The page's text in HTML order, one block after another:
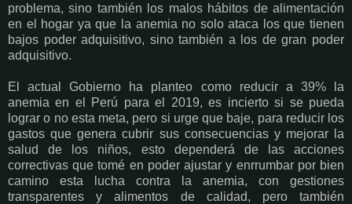
problema, sino también los malos hábitos de alimentación
en el hogar ya que la anemia no solo ataca los que tienen
bajos poder adquisitivo, sino también a los de gran poder
adquisitivo.
El actual Gobierno ha planteo como reducir a 39% la
anemia en el Perú para el 2019, es incierto si se pueda
lograr o no esta meta, pero si urge que baje, para reducir los
gastos que genera cubrir sus consecuencias y mejorar la
salud de los niños, esto dependerá de las acciones
correctivas que tomé en poder ajustar y enrrumbar por bien
camino esta lucha contra la anemia, con gestiones
transparentes y alimentos de calidad, pero también